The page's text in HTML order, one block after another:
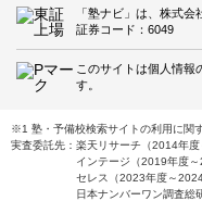
「塾ナビ」は、株式
証券コード：6049
このサイトは個人情報
す。
※1 塾・予備校検索サイトの利用に関
実査委託先：楽天リサーチ（2014年度
インテージ（2019年度～
セレス（2023年度～2024
日本ナンバーワン調査総